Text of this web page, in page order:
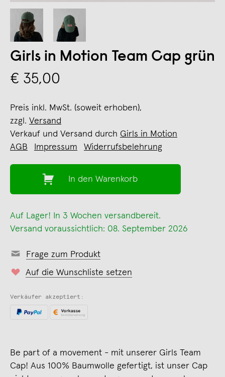
Girls in Motion Team Cap grün
€ 35,00
Preis inkl. MwSt. (soweit erhoben),
zzgl. Versand
Verkauf und Versand durch Girls in Motion
AGB
Impressum Widerrufsbelehrung
In den Warenkorb
Auf Lager! In 3 Wochen versandbereit.
Versand voraussichtlich: 08. September 2026
Frage zum Produkt
Auf die Wunschliste setzen
Verkäufer akzeptiert:
Be part of a movement - mit unserer Girls Team
Cap! Aus 100% Baumwolle gefertigt, ist unser Cap